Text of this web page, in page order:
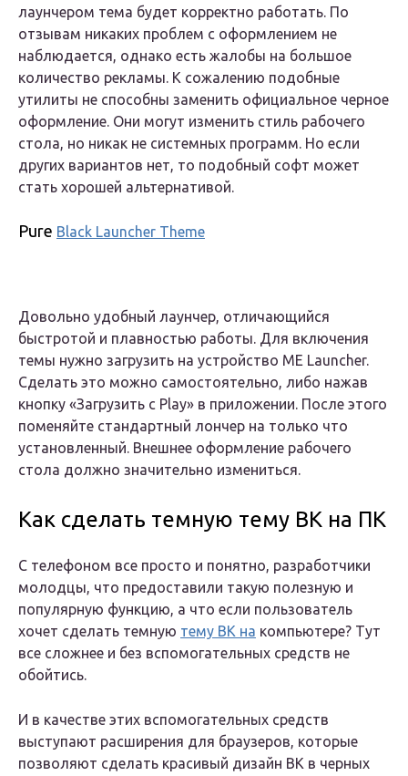
лаунчером тема будет корректно работать. По
отзывам никаких проблем с оформлением не
наблюдается, однако есть жалобы на большое
количество рекламы. К сожалению подобные
утилиты не способны заменить официальное черное
оформление. Они могут изменить стиль рабочего
стола, но никак не системных программ. Но если
других вариантов нет, то подобный софт может
стать хорошей альтернативой.
Pure Black Launcher Theme
Довольно удобный лаунчер, отличающийся
быстротой и плавностью работы. Для включения
темы нужно загрузить на устройство ME Launcher.
Сделать это можно самостоятельно, либо нажав
кнопку «Загрузить с Play» в приложении. После этого
поменяйте стандартный лончер на только что
установленный. Внешнее оформление рабочего
стола должно значительно измениться.
Как сделать темную тему ВК на ПК
С телефоном все просто и понятно, разработчики
молодцы, что предоставили такую полезную и
популярную функцию, а что если пользователь
хочет сделать темную тему ВК на компьютере? Тут
все сложнее и без вспомогательных средств не
обойтись.
И в качестве этих вспомогательных средств
выступают расширения для браузеров, которые
позволяют сделать красивый дизайн ВК в черных